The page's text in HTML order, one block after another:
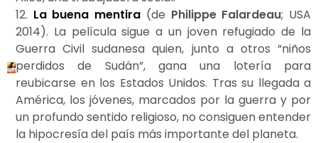
12. La buena mentira (de Philippe Falardeau; USA
2014). La película sigue a un joven refugiado de la
Guerra Civil sudanesa quien, junto a otros “niños
perdidos de Sudán”, gana una lotería para
reubicarse en los Estados Unidos. Tras su llegada a
América, los jóvenes, marcados por la guerra y por
un profundo sentido religioso, no consiguen entender
la hipocresía del país más importante del planeta.